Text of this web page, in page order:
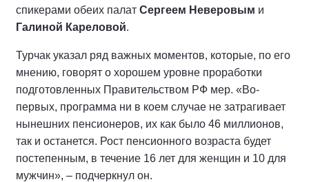
спикерами обеих палат Сергеем Неверовым и
Галиной Кареловой.
Турчак указал ряд важных моментов, которые, по его
мнению, говорят о хорошем уровне проработки
подготовленных Правительством РФ мер. «Во-
первых, программа ни в коем случае не затрагивает
нынешних пенсионеров, их как было 46 миллионов,
так и останется. Рост пенсионного возраста будет
постепенным, в течение 16 лет для женщин и 10 для
мужчин», – подчеркнул он.